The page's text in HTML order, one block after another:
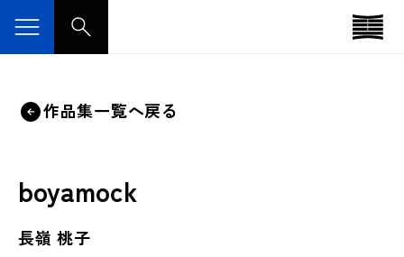
作品集一覧へ戻る
boyamock
長嶺 桃子